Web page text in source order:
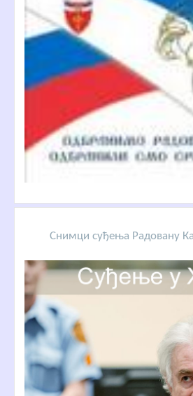
Снимци суђења Радовану